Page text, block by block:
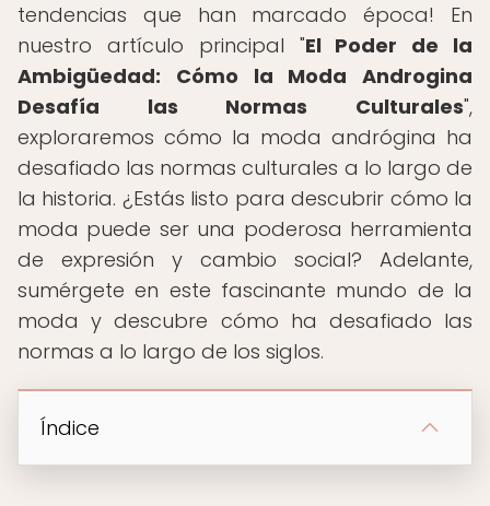
tendencias que han marcado época! En
nuestro artículo principal "El Poder de la
Ambigüedad: Cómo la Moda Androgina
Desafía las Normas Culturales",
exploraremos cómo la moda andrógina ha
desafiado las normas culturales a lo largo de
la historia. ¿Estás listo para descubrir cómo la
moda puede ser una poderosa herramienta
de expresión y cambio social? Adelante,
sumérgete en este fascinante mundo de la
moda y descubre cómo ha desafiado las
normas a lo largo de los siglos.
Índice